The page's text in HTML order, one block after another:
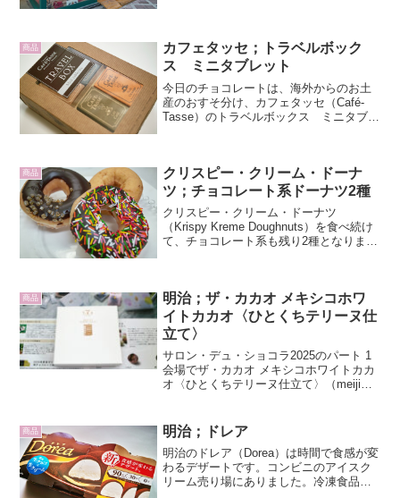
す。そもそもフラ...
商品
カフェタッセ；トラベルボック
ス ミニタブレット
今日のチョコレートは、海外からのお土
産のおすそ分け、カフェタッセ（Café-
Tasse）のトラベルボックス ミニタブレ
ギー産のチョコ...
商品
クリスピー・クリーム・ドーナ
ツ；チョコレート系ドーナツ2種
クリスピー・クリーム・ドーナツ
（Krispy Kreme Doughnuts）を食べ続け
て、チョコレート系も残り2種となりまし
店の限...
商品
明治；ザ・カカオ メキシコホワ
イトカカオ〈ひとくちテリーヌ仕
立て〉
サロン・デュ・ショコラ2025のパート 1
会場でザ・カカオ メキシコホワイトカカ
オ〈ひとくちテリーヌ仕立て〉（meiji
箱で、白と素を強調し...
商品 明治；ドレア
明治のドレア（Dorea）は時間で食感が変
わるデザートです。コンビニのアイスク
リーム売り場にありました。冷凍食品で